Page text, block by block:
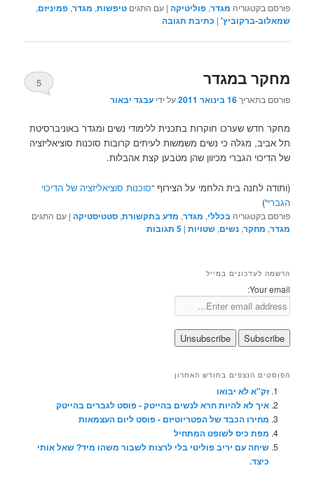
פורסם בקטגוריה מגדר,פוליטיקה |עם התגים טיפשות, מגדר,פמיניזם,
שמאלוב-ברקוביץ' | כתיבת תגובה
מחקר במגדר
פורסם בתאריך16 בינואר 2011 על ידיעבגד יבאור
5
מחקר חדש שערכו חוקרות בתכנית ללימודי נשים ומגדר באוניברסיטת
תל אביב, מגלה כי נשים משמשות לעיתים קרובות סוכנות סוציאליזציה
של הדיכוי הגברי מכיוון שהן מטבען קצת אהבלות.
(ותודה לחנה בית הלחמי על הצירוף “סוכנות סוציאליזציה של הדיכוי
הגברי“)
פורסם בקטגוריה בכללי, מגדר, מדע בתקשורת,סטטיסטיקה |עם התגים
מגדר, מחקר,נשים,שטויות |
5 תגובות
הרשמה לעדכונים במייל
Your email:
הפוסטים הנצפים בחודש האחרון
זק"א לא יבואו
איך לא להיות חרא לנשים בהייטק - פוסט לגברים בהייטק
מחירו הכבד של הפטריוטיזם - פוסט ליום העצמאות
מפת כיס לשופט המתחיל
שיחה עם יריב פוליטי בלי לרצות לשבור משהו מיד? שאל אותי
כיצד.